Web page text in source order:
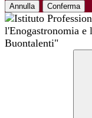
Annulla Conferma